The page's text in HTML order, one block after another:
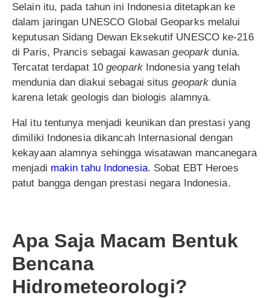
Selain itu, pada tahun ini Indonesia ditetapkan ke
dalam jaringan UNESCO Global Geoparks melalui
keputusan Sidang Dewan Eksekutif UNESCO ke-216
di Paris, Prancis sebagai kawasangeopark dunia.
Tercatat terdapat 10geoparkIndonesia yang telah
mendunia dan diakui sebagai situsgeopark dunia
karena letak geologis dan biologis alamnya.
Hal itu tentunya menjadi keunikan dan prestasi yang
dimiliki Indonesia dikancah Internasional dengan
kekayaan alamnya sehingga wisatawan mancanegara
menjadi makin tahu Indonesia. Sobat EBT Heroes
patut bangga dengan prestasi negara Indonesia.
Apa Saja Macam Bentuk
Bencana
Hidrometeorologi?